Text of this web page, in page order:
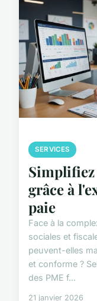
SERVICES
grâce à
paie
Face à la
sociales et
peuvent-elles
et conforme ?
des PME f...
21 janvier 2026